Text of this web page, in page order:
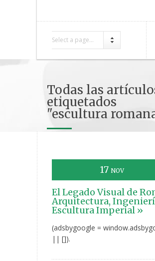
Select a page...
Todas las
etiquetados
"escultura
17 NOV
El Legado Visual de
Arquitectura,
Escultura Imperial »
(adsbygoogle =
|| []).